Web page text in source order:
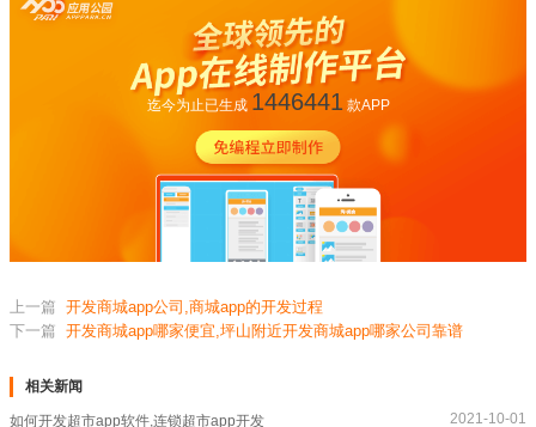
迄今为止已生成 1446441款APP
上一篇 开发商城app公司,商城app的开发过程
下一篇 开发商城app哪家便宜,坪山附近开发商城app哪家公司靠谱
相关新闻
如何开发超市app软件,连锁超市app开发 2021-10-01